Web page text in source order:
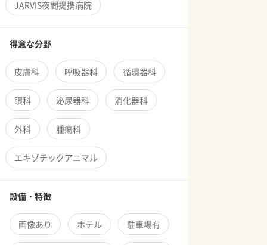
JARVIS夜間提携病院
得意な分野
皮膚科 呼吸器科 循環器科
眼科 泌尿器科 消化器科
外科 腫瘍科
エキゾチックアニマル
設備・特徴
画像あり ホテル 駐車場有